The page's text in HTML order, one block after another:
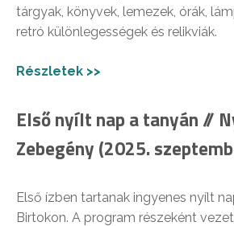
tárgyak, könyvek, lemezek, órák,
retró különlegességek és relikviák.
Részletek >>
Első nyílt nap a tanyán //
Zebegény (2025.
Első ízben tartanak ingyenes nyílt
Birtokon. A program részeként